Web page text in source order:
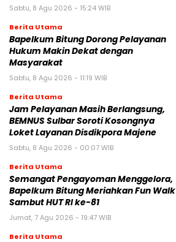
Sabtu, 8 Agu 2026 - 15:24 WIB
Berita Utama
Bapelkum Bitung Dorong Pelayanan
Hukum Makin Dekat dengan
Masyarakat
Sabtu, 8 Agu 2026 - 11:19 WIB
Berita Utama
Jam Pelayanan Masih Berlangsung,
BEMNUS Sulbar Soroti Kosongnya
Loket Layanan Disdikpora Majene
Sabtu, 8 Agu 2026 - 00:07 WIB
Berita Utama
Semangat Pengayoman Menggelora,
Bapelkum Bitung Meriahkan Fun Walk
Sambut HUT RI ke-81
Jumat, 7 Agu 2026 - 19:47 WIB
Berita Utama